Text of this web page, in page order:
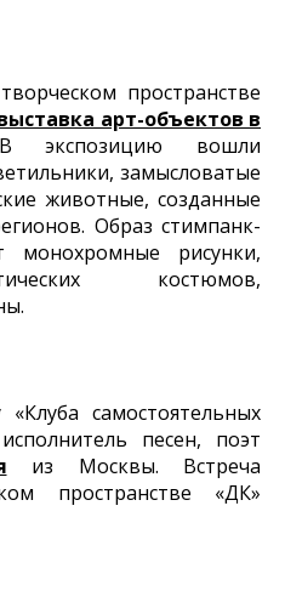
пространстве
арт-объектов в
вошли
замысловатые
животные, созданные
Образ стимпанк-
монохромные рисунки,
костюмов,
самостоятельных
песен, поэт
из Москвы. Встреча
пространстве «ДК»